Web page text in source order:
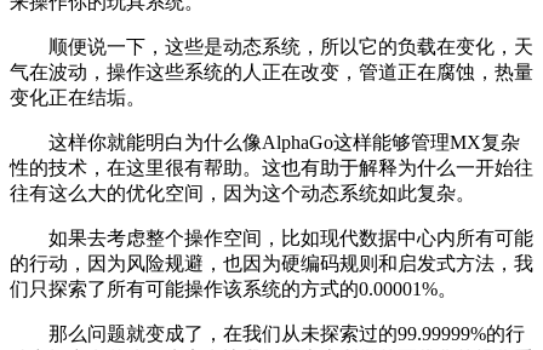
顺便说一下，这些是动态系统，所以它的负载在变化，天
气在波动，操作这些系统的人正在改变，管道正在腐蚀，热量
变化正在结垢。
这样你就能明白为什么像AlphaGo这样能够管理MX复杂
性的技术，在这里很有帮助。这也有助于解释为什么一开始往
往有这么大的优化空间，因为这个动态系统如此复杂。
如果去考虑整个操作空间，比如现代数据中心内所有可能
的行动，因为风险规避，也因为硬编码规则和启发式方法，我
们只探索了所有可能操作该系统的方式的0.00001%。
那么问题就变成了，在我们从未探索过的99.99999%的行